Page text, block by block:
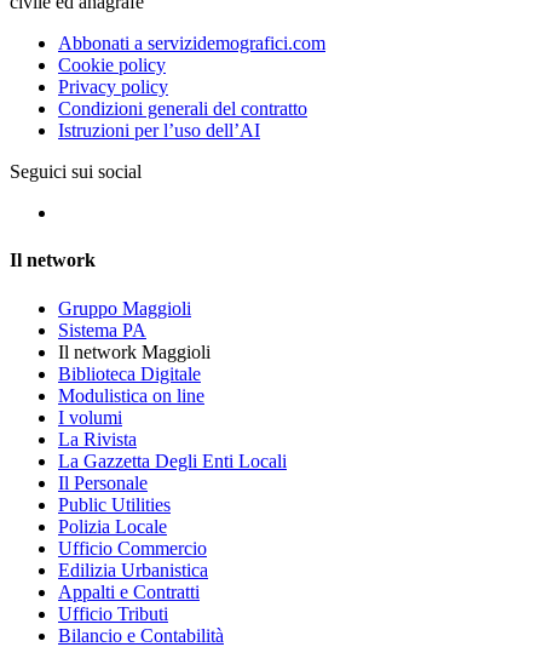
Abbonati a servizidemografici.com
Cookie policy
Privacy policy
Condizioni generali del contratto
Istruzioni per l’uso dell’AI
Seguici sui social
Il network
Gruppo Maggioli
Sistema PA
Il network Maggioli
Biblioteca Digitale
Modulistica on line
I volumi
La Rivista
La Gazzetta Degli Enti Locali
Il Personale
Public Utilities
Polizia Locale
Ufficio Commercio
Edilizia Urbanistica
Appalti e Contratti
Ufficio Tributi
Bilancio e Contabilità